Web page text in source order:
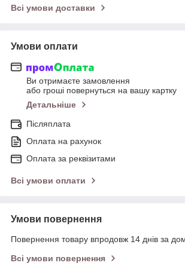
Всі умови доставки
Умови оплати
Ви отримаєте замовлення
або гроші повернуться на вашу картку
Детальніше
Післяплата
Оплата на рахунок
Оплата за реквізитами
Всі умови оплати
Умови повернення
Повернення товару впродовж 14 днів за
Всі умови повернення